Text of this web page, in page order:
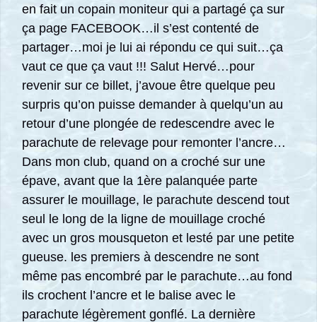
en fait un copain moniteur qui a partagé ça sur
ça page FACEBOOK…il s’est contenté de
partager…moi je lui ai répondu ce qui suit…ça
vaut ce que ça vaut !!! Salut Hervé…pour
revenir sur ce billet, j’avoue être quelque peu
surpris qu’on puisse demander à quelqu’un au
retour d’une plongée de redescendre avec le
parachute de relevage pour remonter l’ancre…
Dans mon club, quand on a croché sur une
épave, avant que la 1ère palanquée parte
assurer le mouillage, le parachute descend tout
seul le long de la ligne de mouillage croché
avec un gros mousqueton et lesté par une petite
gueuse. les premiers à descendre ne sont
même pas encombré par le parachute…au fond
ils crochent l’ancre et le balise avec le
parachute légèrement gonflé. La dernière